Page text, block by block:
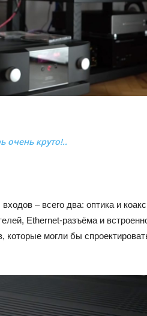
очень круто!..
– всего два: оптика и
Ethernet-разъёма и
которые могли бы